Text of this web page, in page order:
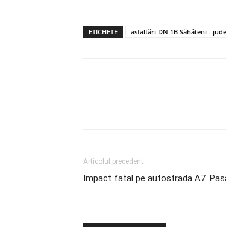
ETICHETE asfaltări DN 1B Săhăteni -
Articolul precedent
Impact fatal pe autostrada A7.